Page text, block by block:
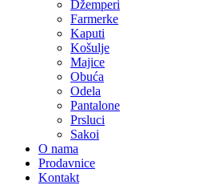
Džemperi
Farmerke
Kaputi
Košulje
Majice
Obuća
Odela
Pantalone
Prsluci
Sakoi
O nama
Prodavnice
Kontakt